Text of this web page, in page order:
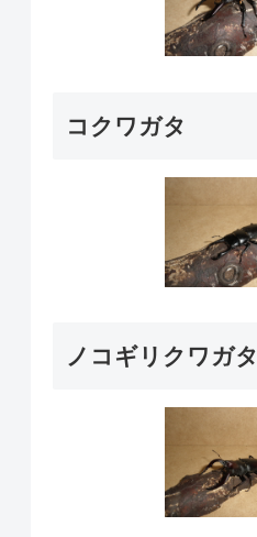
コクワガタ
ノコギリクワガタ